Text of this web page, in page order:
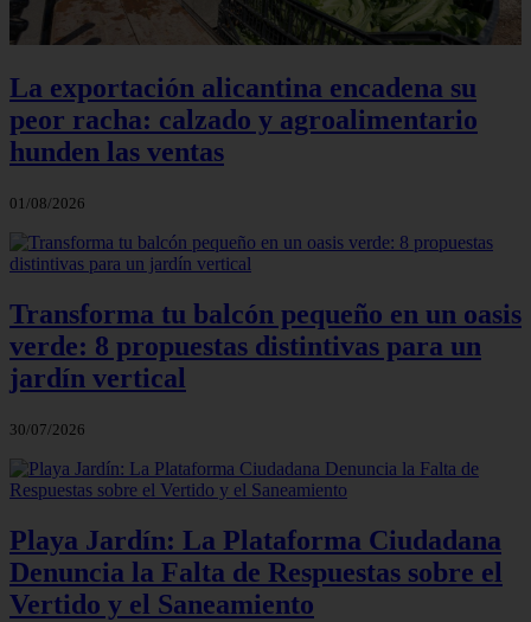
La exportación alicantina encadena su
peor racha: calzado y agroalimentario
hunden las ventas
01/08/2026
Transforma tu balcón pequeño en un oasis
verde: 8 propuestas distintivas para un
jardín vertical
30/07/2026
Playa Jardín: La Plataforma Ciudadana
Denuncia la Falta de Respuestas sobre el
Vertido y el Saneamiento